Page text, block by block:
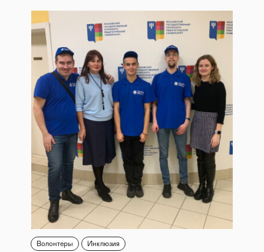
Волонтеры Инклюзия